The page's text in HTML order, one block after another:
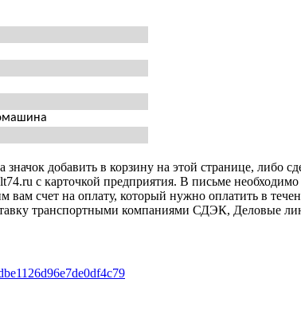
добавить в корзину на этой странице, либо
с карточкой предприятия. В письме
счет на оплату, который нужно оплатить в
транспортными компаниями СДЭК, Деловые